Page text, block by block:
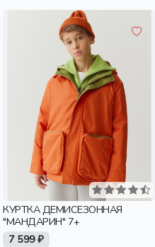
КУРТКА ДЕМИСЕЗОННАЯ
"МАНДАРИН" 7+
7 599 ₽